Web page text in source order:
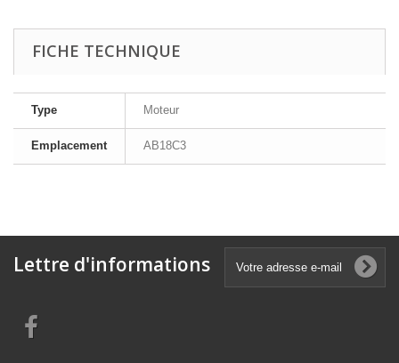
FICHE TECHNIQUE
Type Moteur
Emplacement AB18C3
Lettre d'informations